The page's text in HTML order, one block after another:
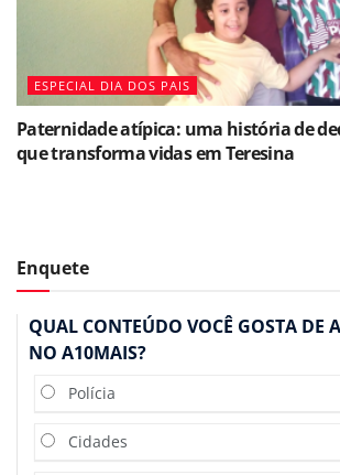
ESPECIAL DIA DOS PAIS
Paternidade atípica: uma história de
que transforma vidas em Teresina
Enquete
QUAL CONTEÚDO VOCÊ GOSTA DE
NO A10MAIS?
Polícia
Cidades